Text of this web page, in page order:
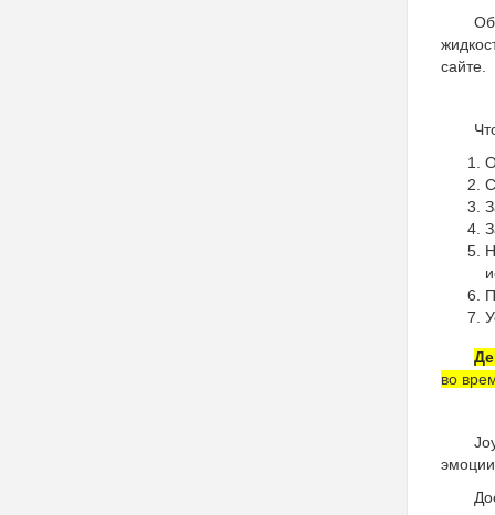
сайте.
во